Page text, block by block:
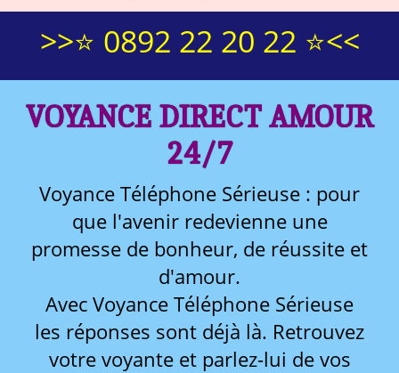
>>⭐ 0892 22 20 22 ⭐<<
VOYANCE DIRECT AMOUR
24/7
Voyance Téléphone Sérieuse : pour
que l'avenir redevienne une
promesse de bonheur, de réussite et
d'amour.
Avec Voyance Téléphone Sérieuse
les réponses sont déjà là. Retrouvez
votre voyante et parlez-lui de vos